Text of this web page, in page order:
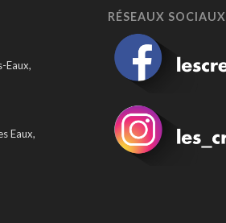
Eaux,
Eaux,
RÉSEAUX SOCIAUX